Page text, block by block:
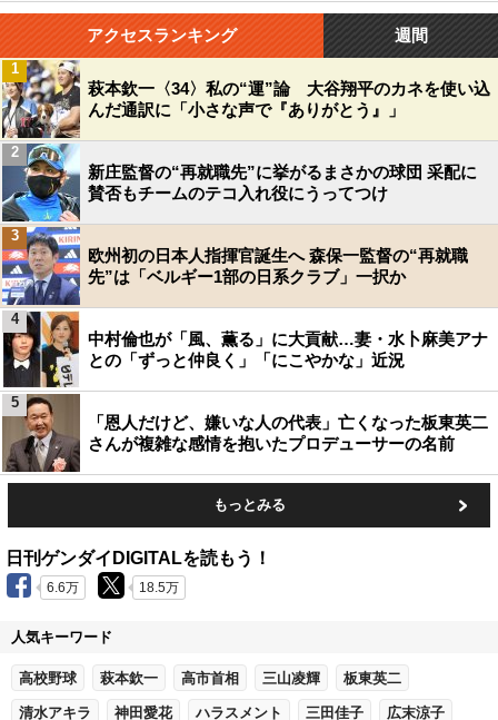
アクセスランキング 週間
萩本欽一〈34〉私の“運”論 大谷翔平のカネを使い込
んだ通訳に「小さな声で『ありがとう』」
1
新庄監督の“再就職先”に挙がるまさかの球団 采配に
賛否もチームのテコ入れ役にうってつけ
2
欧州初の日本人指揮官誕生へ 森保一監督の“再就職
先”は「ベルギー1部の日系クラブ」一択か
3
中村倫也が「風、薫る」に大貢献…妻・水卜麻美アナ
との「ずっと仲良く」「にこやかな」近況
4
「恩人だけど、嫌いな人の代表」亡くなった板東英二
さんが複雑な感情を抱いたプロデューサーの名前
5
もっとみる
日刊ゲンダイDIGITALを読もう！
6.6万 18.5万
人気キーワード
高校野球 萩本欽一 高市首相 三山凌輝 板東英二
清水アキラ 神田愛花 ハラスメント 三田佳子 広末涼子